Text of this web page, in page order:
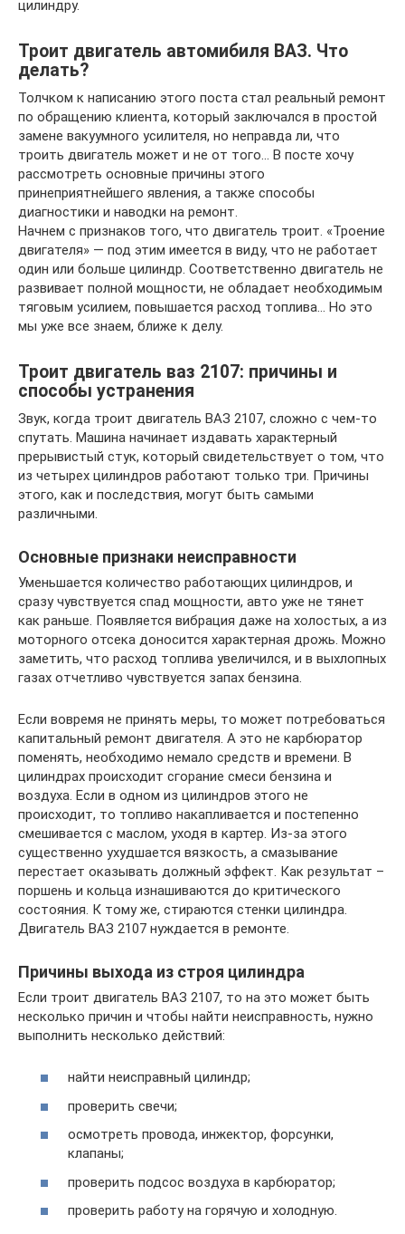
цилиндру.
Троит двигатель автомибиля ВАЗ. Что
делать?
Толчком к написанию этого поста стал реальный ремонт
по обращению клиента, который заключался в простой
замене вакуумного усилителя, но неправда ли, что
троить двигатель может и не от того… В посте хочу
рассмотреть основные причины этого
принеприятнейшего явления, а также способы
диагностики и наводки на ремонт.
Начнем с признаков того, что двигатель троит. «Троение
двигателя» — под этим имеется в виду, что не работает
один или больше цилиндр. Соответственно двигатель не
развивает полной мощности, не обладает необходимым
тяговым усилием, повышается расход топлива… Но это
мы уже все знаем, ближе к делу.
Троит двигатель ваз 2107: причины и
способы устранения
Звук, когда троит двигатель ВАЗ 2107, сложно с чем-то
спутать. Машина начинает издавать характерный
прерывистый стук, который свидетельствует о том, что
из четырех цилиндров работают только три. Причины
этого, как и последствия, могут быть самыми
различными.
Основные признаки неисправности
Уменьшается количество работающих цилиндров, и
сразу чувствуется спад мощности, авто уже не тянет
как раньше. Появляется вибрация даже на холостых, а из
моторного отсека доносится характерная дрожь. Можно
заметить, что расход топлива увеличился, и в выхлопных
газах отчетливо чувствуется запах бензина.
Если вовремя не принять меры, то может потребоваться
капитальный ремонт двигателя. А это не карбюратор
поменять, необходимо немало средств и времени. В
цилиндрах происходит сгорание смеси бензина и
воздуха. Если в одном из цилиндров этого не
происходит, то топливо накапливается и постепенно
смешивается с маслом, уходя в картер. Из-за этого
существенно ухудшается вязкость, а смазывание
перестает оказывать должный эффект. Как результат –
поршень и кольца изнашиваются до критического
состояния. К тому же, стираются стенки цилиндра.
Двигатель ВАЗ 2107 нуждается в ремонте.
Причины выхода из строя цилиндра
Если троит двигатель ВАЗ 2107, то на это может быть
несколько причин и чтобы найти неисправность, нужно
выполнить несколько действий:
найти неисправный цилиндр;
проверить свечи;
осмотреть провода, инжектор, форсунки,
клапаны;
проверить подсос воздуха в карбюратор;
проверить работу на горячую и холодную.